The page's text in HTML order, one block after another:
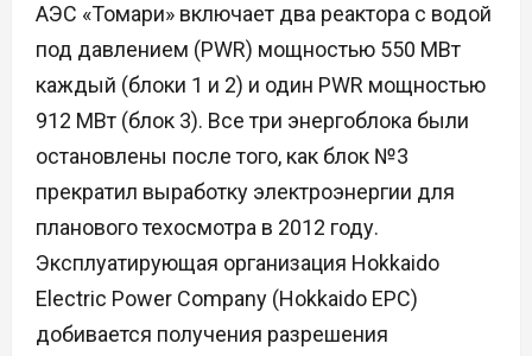
АЭС «Томари» включает два реактора с водой
под давлением (PWR) мощностью 550 МВт
каждый (блоки 1 и 2) и один PWR мощностью
912 МВт (блок 3). Все три энергоблока были
остановлены после того, как блок №3
прекратил выработку электроэнергии для
планового техосмотра в 2012 году.
Эксплуатирующая организация Hokkaido
Electric Power Company (Hokkaido EPC)
добивается получения разрешения